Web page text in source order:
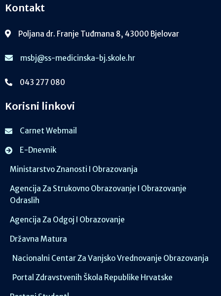
Kontakt
Poljana dr. Franje Tuđmana 8, 43000 Bjelovar
msbj@ss-medicinska-bj.skole.hr
043 277 080
Korisni linkovi
Carnet Webmail
E-Dnevnik
Ministarstvo Znanosti I Obrazovanja
Agencija Za Strukovno Obrazovanje I Obrazovanje
Odraslih
Agencija Za Odgoj I Obrazovanje
Državna Matura
Nacionalni Centar Za Vanjsko Vrednovanje Obrazovanja
Portal Zdravstvenih Škola Republike Hrvatske